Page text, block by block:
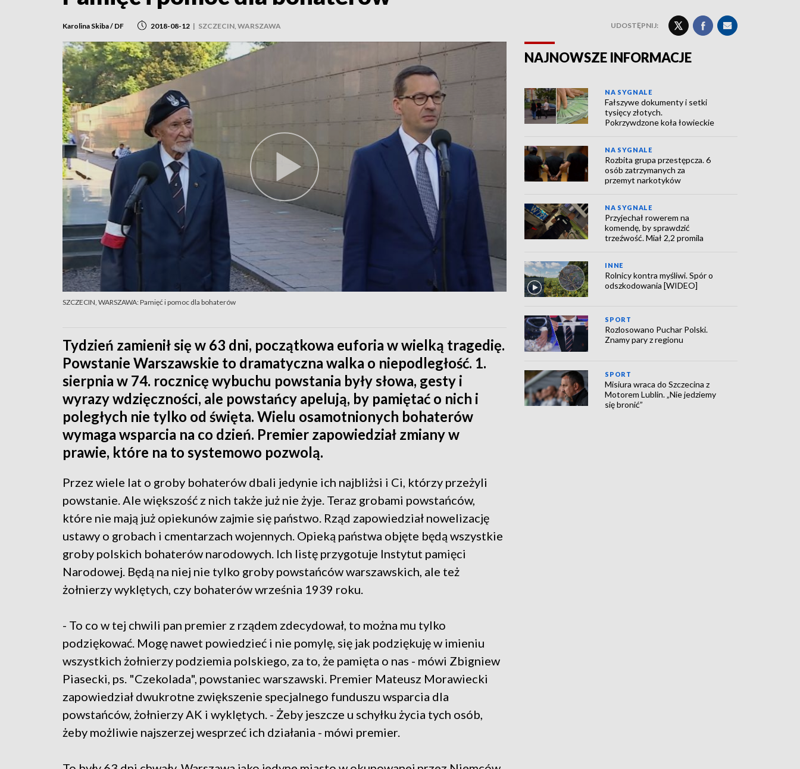
Karolina Skiba / DF 2018-08-12 | SZCZECIN, WARSZAWA UDOSTĘPNIJ:
SZCZECIN, WARSZAWA: Pamięć i pomoc dla bohaterów
Tydzień zamienił się w 63 dni, początkowa euforia w wielką tragedię.
Powstanie Warszawskie to dramatyczna walka o niepodległość. 1.
sierpnia w 74. rocznicę wybuchu powstania były słowa, gesty i
wyrazy wdzięczności, ale powstańcy apelują, by pamiętać o nich i
poległych nie tylko od święta. Wielu osamotnionych bohaterów
wymaga wsparcia na co dzień. Premier zapowiedział zmiany w
prawie, które na to systemowo pozwolą.
Przez wiele lat o groby bohaterów dbali jedynie ich najbliżsi i Ci, którzy przeżyli
powstanie. Ale większość z nich także już nie żyje. Teraz grobami powstańców,
które nie mają już opiekunów zajmie się państwo. Rząd zapowiedział nowelizację
ustawy o grobach i cmentarzach wojennych. Opieką państwa objęte będą wszystkie
groby polskich bohaterów narodowych. Ich listę przygotuje Instytut pamięci
Narodowej. Będą na niej nie tylko groby powstańców warszawskich, ale też
żołnierzy wyklętych, czy bohaterów września 1939 roku.
- To co w tej chwili pan premier z rządem zdecydował, to można mu tylko
podziękować. Mogę nawet powiedzieć i nie pomylę, się jak podziękuję w imieniu
wszystkich żołnierzy podziemia polskiego, za to, że pamięta o nas - mówi Zbigniew
Piasecki, ps. "Czekolada", powstaniec warszawski. Premier Mateusz Morawiecki
zapowiedział dwukrotne zwiększenie specjalnego funduszu wsparcia dla
powstańców, żołnierzy AK i wyklętych. - Żeby jeszcze u schyłku życia tych osób,
żeby możliwie najszerzej wesprzeć ich działania - mówi premier.
NAJNOWSZE INFORMACJE
NA SYGNALE
Fałszywe dokumenty i setki
tysięcy złotych.
Pokrzywdzone koła łowieckie
NA SYGNALE
Rozbita grupa przestępcza. 6
osób zatrzymanych za
przemyt narkotyków
NA SYGNALE
Przyjechał rowerem na
komendę, by sprawdzić
trzeźwość. Miał 2,2 promila
INNE
Rolnicy kontra myśliwi. Spór o
odszkodowania [WIDEO]
SPORT
Rozlosowano Puchar Polski.
Znamy pary z regionu
SPORT
Misiura wraca do Szczecina z
Motorem Lublin. „Nie jedziemy
się bronić”